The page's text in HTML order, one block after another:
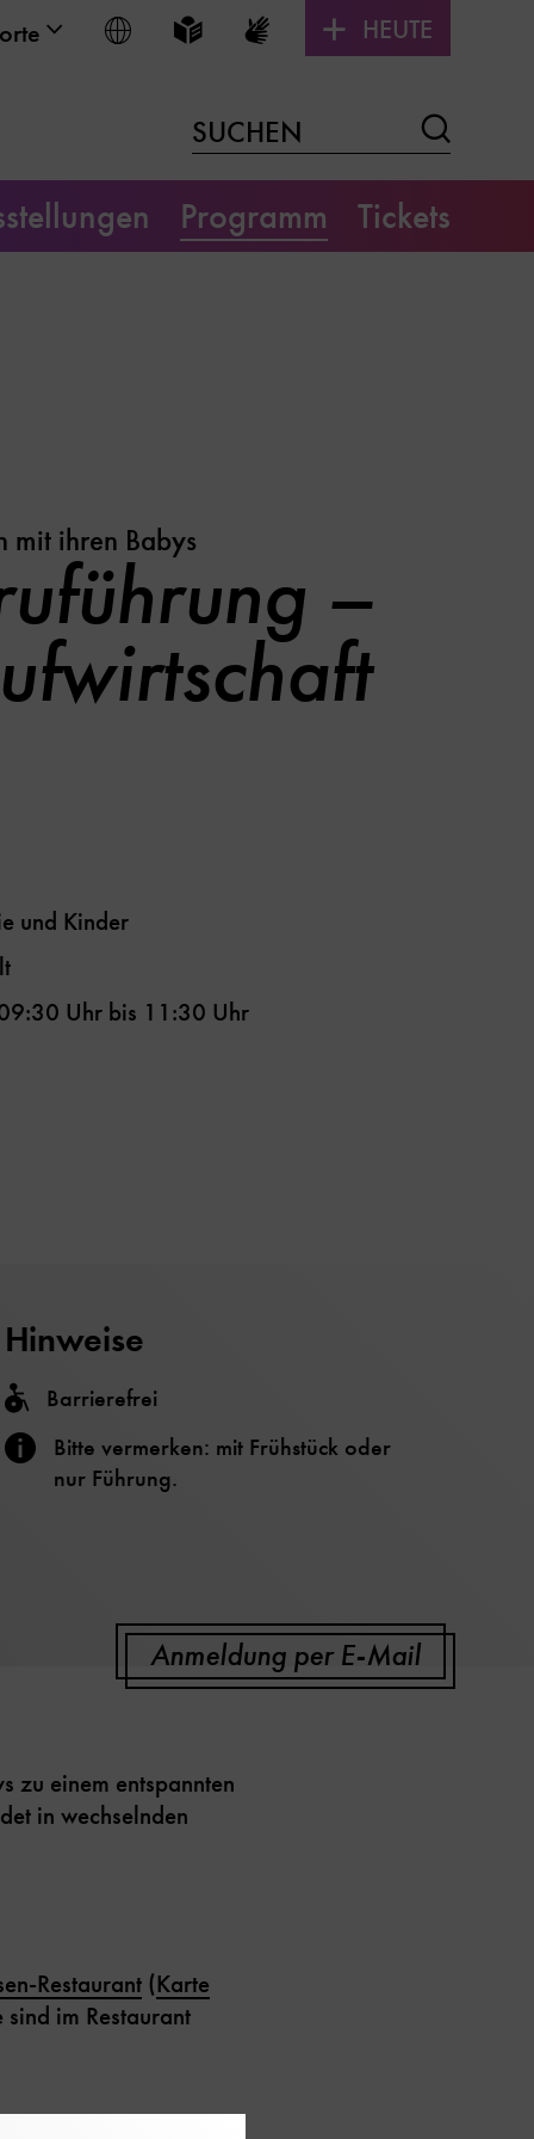
Sprache wählen
Leichte Sprache
Gebärdensprache
HEUTE
SUCHEN
Programm Tickets
mit ihren Babys
–
und Kinder
Uhrbis 11:30 Uhr
Hinweise
Barrierefrei
Bitte vermerken: mit Frühstück oder
nur Führung.
Anmeldung per E-Mail
zu einem entspannten
in wechselnden
Restaurant (Karte
im Restaurant